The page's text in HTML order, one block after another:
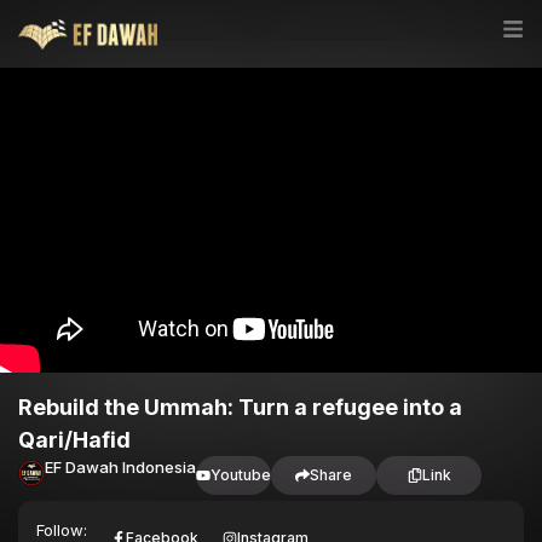
Rebuild the Ummah: Turn a refugee into a
Qari/Hafid
EF Dawah Indonesia Youtube Share Link
Follow: Facebook Instagram